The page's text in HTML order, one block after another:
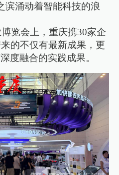
滨涌动着智能科技的浪
览会上，重庆携30家企
的不仅有最新成果，更
度融合的实践成果。